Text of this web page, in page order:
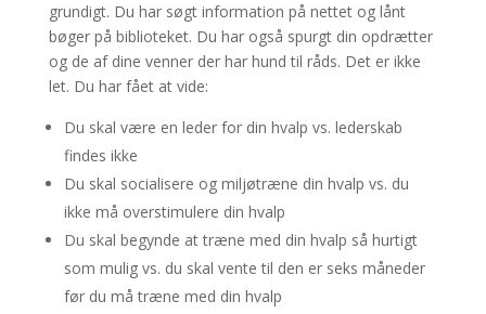
grundigt. Du har søgt information på nettet og lånt
bøger på biblioteket. Du har også spurgt din opdrætter
og de af dine venner der har hund til råds. Det er ikke
let. Du har fået at vide:
Du skal være en leder for din hvalp vs. lederskab
findes ikke
Du skal socialisere og miljøtræne din hvalp vs. du
ikke må overstimulere din hvalp
Du skal begynde at træne med din hvalp så hurtigt
som mulig vs. du skal vente til den er seks måneder
før du må træne med din hvalp